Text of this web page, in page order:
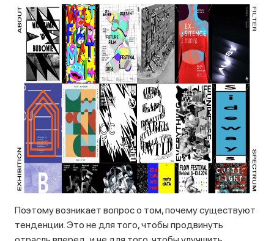
Поэтому возникает вопрос о том, почему существуют
тенденции. Это не для того, чтобы продвинуть